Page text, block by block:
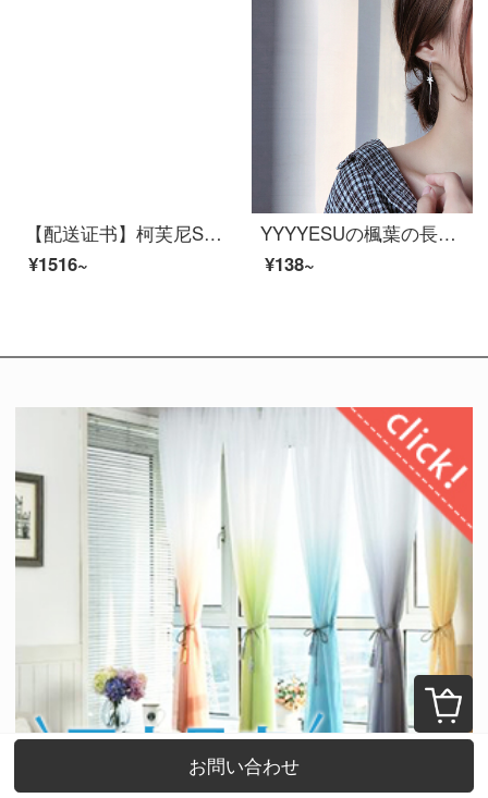
【配送证书】柯芙尼S999足银耳环女生时尚个性女性耳钉耳饰品2021年新款耳坠情人送ガールフレンド生日贈り物 心中有你耳环天空蓝
¥1516~
YYYYESUの楓葉の長さはS 925銀耳線の女性気質です。韓国のシンプルな森系百合銀耳飾りのフリンジのイヤリングが小さいです。デリケートな潮があります。S 925銀のカエデの耳のペアです。
¥138~
お問い合わせ